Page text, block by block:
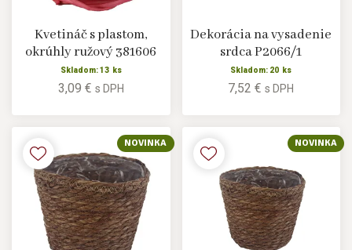
Kvetináč s plastom,
okrúhly ružový 381606
Skladom: 13 ks
3,09 € s DPH
Dekorácia na vysadenie
srdca P2066/1
Skladom: 20 ks
7,52 €s DPH
NOVINKA NOVINKA